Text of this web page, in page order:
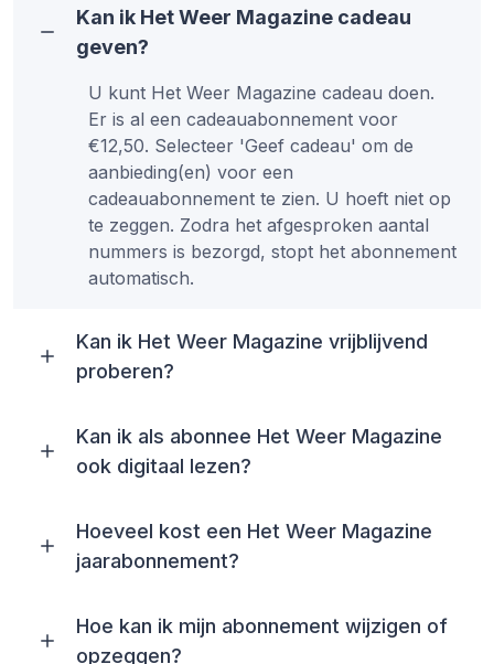
Kan ik Het Weer Magazine cadeau
geven?
U kunt Het Weer Magazine cadeau doen.
Er is al een cadeauabonnement voor
€12,50. Selecteer 'Geef cadeau' om de
aanbieding(en) voor een
cadeauabonnement te zien. U hoeft niet op
te zeggen. Zodra het afgesproken aantal
nummers is bezorgd, stopt het abonnement
automatisch.
Kan ik Het Weer Magazine vrijblijvend
proberen?
Kan ik als abonnee Het Weer Magazine
ook digitaal lezen?
Hoeveel kost een Het Weer Magazine
jaarabonnement?
Hoe kan ik mijn abonnement wijzigen of
opzeggen?